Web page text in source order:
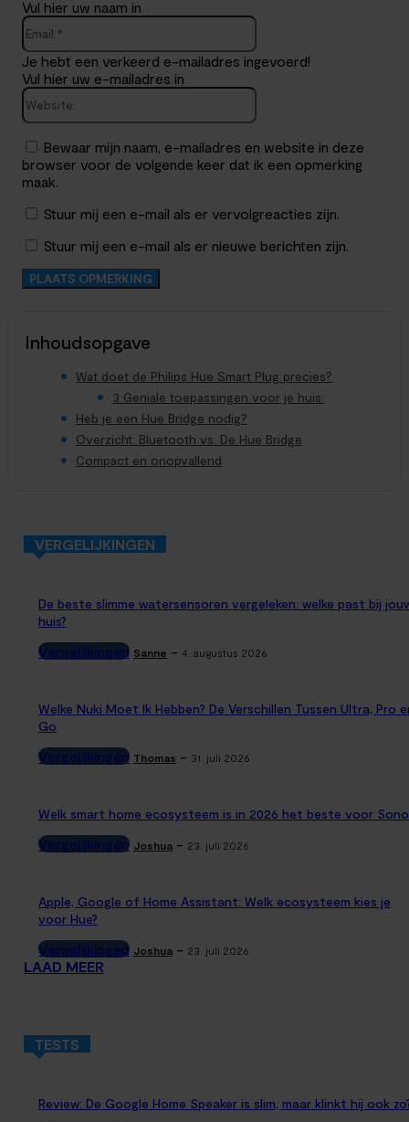
Vul hier uw naam in
Email:*
Je hebt een verkeerd e-mailadres ingevoerd!
Vul hier uw e-mailadres in
Website:
Bewaar mijn naam, e-mailadres en website in deze
browser voor de volgende keer dat ik een opmerking
maak.
Stuur mij een e-mail als er vervolgreacties zijn.
Stuur mij een e-mail als er nieuwe berichten zijn.
Inhoudsopgave
Wat doet de Philips Hue Smart Plug precies?
3 Geniale toepassingen voor je huis:
Heb je een Hue Bridge nodig?
Overzicht: Bluetooth vs. De Hue Bridge
Compact en onopvallend
VERGELIJKINGEN
De beste slimme watersensoren vergeleken: welke past bij
huis?
Vergelijkingen Sanne - 4. augustus 2026
Welke Nuki Moet Ik Hebben? De Verschillen Tussen Ultra, Pro
Go
Vergelijkingen Thomas - 31. juli 2026
Welk smart home ecosysteem is in 2026 het beste voor
Vergelijkingen Joshua - 23. juli 2026
Apple, Google of Home Assistant: Welk ecosysteem kies je
voor Hue?
Vergelijkingen Joshua - 23. juli 2026
LAAD MEER
TESTS
Review: De Google Home Speaker is slim, maar klinkt hij ook